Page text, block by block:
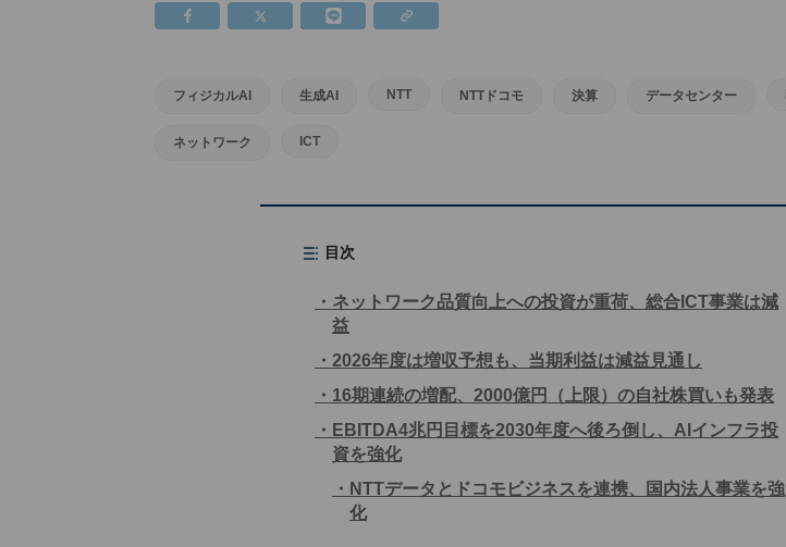
フィジカルAI 生成AI NTT NTTドコモ 決算 データセンター
ネットワーク ICT
目次
ネットワーク品質向上への投資が重荷、総合ICT事業は減
益
2026年度は増収予想も、当期利益は減益見通し
16期連続の増配、2000億円（上限）の自社株買いも発表
EBITDA4兆円目標を2030年度へ後ろ倒し、AIインフラ投
資を強化
NTTデータとドコモビジネスを連携、国内法人事業を強
化